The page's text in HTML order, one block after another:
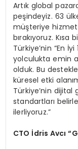
Artık global
peşindeyiz. 63
müşteriye hizmet
bırakıyoruz.
Türkiye’nin “En
yolculukta emin
olduk. Bu
küresel etki
Türkiye’nin dijital
standartları
ilerliyoruz.”
CTO İdris Avcı